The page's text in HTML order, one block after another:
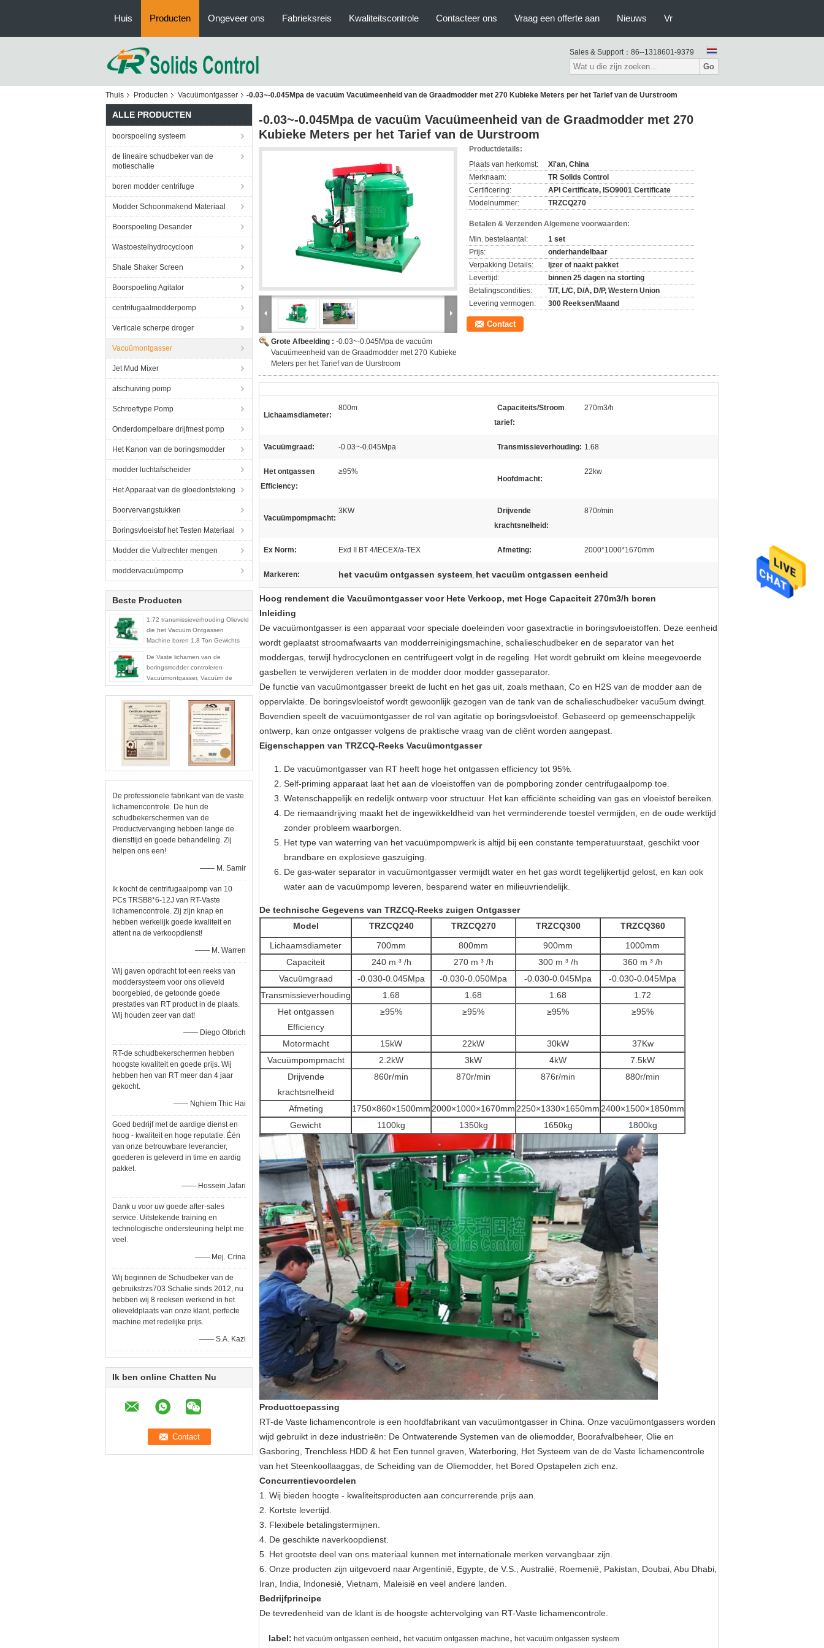
Huis Producten Ongeveer ons Fabrieksreis Kwaliteitscontrole Contacteer ons Vraag een offerte aan Nieuws Vr
Sales & Support： 86--1318601-9379
Go
Thuis Producten Vacuümontgasser -0.03~-0.045Mpa de vacuüm Vacuümeenheid van de Graadmodder met 270 Kubieke Meters per het Tarief van de Uurstroom
ALLE PRODUCTEN
boorspoeling systeem
de lineaire schudbeker van de
motieschalie
boren modder centrifuge
Modder Schoonmakend Materiaal
Boorspoeling Desander
Wastoestelhydrocycloon
Shale Shaker Screen
Boorspoeling Agitator
centrifugaalmodderpomp
Verticale scherpe droger
Vacuümontgasser
Jet Mud Mixer
afschuiving pomp
Schroeftype Pomp
Onderdompelbare drijfmest pomp
Het Kanon van de boringsmodder
modder luchtafscheider
Het Apparaat van de gloedontsteking
Boorvervangstukken
Boringsvloeistof het Testen Materiaal
Modder die Vultrechter mengen
moddervacuümpomp
Beste Producten
1.72 transmissieverhouding Olieveld
die het Vacuüm Ontgassen
Machine boren 1,8 Ton Gewichts
De Vaste lichamen van de
boringsmodder controleren
Vacuümontgasser, Vacuüm de
Tankontgasser van 360m3/h
De professionele fabrikant van de vaste
lichamencontrole. De hun de
schudbekerschermen van de
Productvervanging hebben lange de
diensttijd en goede behandeling. Zij
helpen ons een!
—— M. Samir
Ik kocht de centrifugaalpomp van 10
PCs TRSB8*6-12J van RT-Vaste
lichamencontrole. Zij zijn knap en
hebben werkelijk goede kwaliteit en
attent na de verkoopdienst!
—— M. Warren
Wij gaven opdracht tot een reeks van
moddersysteem voor ons olieveld
boorgebied, de getoonde goede
prestaties van RT product in de plaats.
Wij houden zeer van dat!
—— Diego Olbrich
RT-de schudbekerschermen hebben
hoogste kwaliteit en goede prijs. Wij
hebben hen van RT meer dan 4 jaar
gekocht.
—— Nghiem Thic Hai
Goed bedrijf met de aardige dienst en
hoog - kwaliteit en hoge reputatie. Één
van onze betrouwbare leverancier,
goederen is geleverd in time en aardig
pakket.
—— Hossein Jafari
Dank u voor uw goede after-sales
service. Uitstekende training en
technologische ondersteuning helpt me
veel.
—— Mej. Crina
Wij beginnen de Schudbeker van de
gebruikstrzs703 Schalie sinds 2012, nu
hebben wij 8 reeksen werkend in het
olieveldplaats van onze klant, perfecte
machine met redelijke prijs.
—— S.A. Kazi
Ik ben online Chatten Nu
-0.03~-0.045Mpa de vacuüm Vacuümeenheid van de Graadmodder met 270
Kubieke Meters per het Tarief van de Uurstroom
Grote Afbeelding : -0.03~-0.045Mpa de vacuüm
Vacuümeenheid van de Graadmodder met 270 Kubieke
Meters per het Tarief van de Uurstroom
Productdetails:
Plaats van herkomst:
Xi'an, China
Merknaam:
TR Solids Control
Certificering:
API Certificate, ISO9001 Certificate
Modelnummer:
TRZCQ270
Betalen & Verzenden Algemene voorwaarden:
Min. bestelaantal:
1 set
Prijs:
onderhandelbaar
Verpakking Details:
Ijzer of naakt pakket
Levertijd:
binnen 25 dagen na storting
Betalingscondities:
T/T, L/C, D/A, D/P, Western Union
Levering vermogen:
300 Reeksen/Maand
Contact
Lichaamsdiameter:
800m
Capaciteits/Stroom
tarief:
270m3/h
Vacuümgraad: -0.03~-0.045Mpa Transmissieverhouding: 1.68
Het ontgassen
Efficiency:
≥95%
Hoofdmacht:
22kw
Vacuümpompmacht:
3KW
Drijvende
krachtsnelheid:
870r/min
Ex Norm: Exd II BT 4/IECEX/a-TEX Afmeting: 2000*1000*1670mm
Markeren: het vacuüm ontgassen systeem, het vacuüm ontgassen eenheid
Hoog rendement die Vacuümontgasser voor Hete Verkoop, met Hoge Capaciteit 270m3/h boren
Inleiding
De vacuümontgasser is een apparaat voor speciale doeleinden voor gasextractie in boringsvloeistoffen. Deze eenheid
wordt geplaatst stroomafwaarts van modderreinigingsmachine, schalieschudbeker en de separator van het
moddergas, terwijl hydrocyclonen en centrifugeert volgt in de regeling. Het wordt gebruikt om kleine meegevoerde
gasbellen te verwijderen verlaten in de modder door modder gasseparator.
De functie van vacuümontgasser breekt de lucht en het gas uit, zoals methaan, Co en H2S van de modder aan de
oppervlakte. De boringsvloeistof wordt gewoonlijk gezogen van de tank van de schalieschudbeker vacu5um dwingt.
Bovendien speelt de vacuümontgasser de rol van agitatie op boringsvloeistof. Gebaseerd op gemeenschappelijk
ontwerp, kan onze ontgasser volgens de praktische vraag van de cliënt worden aangepast.
Eigenschappen van TRZCQ-Reeks Vacuümontgasser
De vacuümontgasser van RT heeft hoge het ontgassen efficiency tot 95%.
Self-priming apparaat laat het aan de vloeistoffen van de pompboring zonder centrifugaalpomp toe.
Wetenschappelijk en redelijk ontwerp voor structuur. Het kan efficiënte scheiding van gas en vloeistof bereiken.
De riemaandrijving maakt het de ingewikkeldheid van het verminderende toestel vermijden, en de oude werktijd
zonder probleem waarborgen.
Het type van waterring van het vacuümpompwerk is altijd bij een constante temperatuurstaat, geschikt voor
brandbare en explosieve gaszuiging.
De gas-water separator in vacuümontgasser vermijdt water en het gas wordt tegelijkertijd gelost, en kan ook
water aan de vacuümpomp leveren, besparend water en milieuvriendelijk.
De technische Gegevens van TRZCQ-Reeks zuigen Ontgasser
Model
TRZCQ240 TRZCQ270 TRZCQ300
TRZCQ360
Lichaamsdiameter
700mm 800mm 900mm
1000mm
Capaciteit
240 m ³ /h 270 m ³ /h 300 m ³ /h
360 m ³ /h
Vacuümgraad
-0.030-0.045Mpa -0.030-0.050Mpa -0.030-0.045Mpa
-0.030-0.045Mpa
Transmissieverhouding
1.68 1.68 1.68
1.72
Het ontgassen
Efficiency
≥95% ≥95% ≥95% ≥95%
Motormacht 15kW 22kW 30kW
37Kw
Vacuümpompmacht
2.2kW 3kW 4kW
7.5kW
Drijvende
krachtsnelheid
860r/min 870r/min 876r/min 880r/min
Afmeting 1750×860×1500mm 2000×1000×1670mm 2250×1330×1650mm 2400×1500×1850mm
Gewicht
1100kg 1350kg 1650kg 1800kg
Producttoepassing
RT-de Vaste lichamencontrole is een hoofdfabrikant van vacuümontgasser in China. Onze vacuümontgassers worden
wijd gebruikt in deze industrieën: De Ontwaterende Systemen van de oliemodder, Boorafvalbeheer, Olie en
Gasboring, Trenchless HDD & het Een tunnel graven, Waterboring, Het Systeem van de de Vaste lichamencontrole
van het Steenkoollaaggas, de Scheiding van de Oliemodder, het Bored Opstapelen zich enz.
Concurrentievoordelen
1. Wij bieden hoogte - kwaliteitsproducten aan concurrerende prijs aan.
2. Kortste levertijd.
3. Flexibele betalingstermijnen.
4. De geschikte naverkoopdienst.
5. Het grootste deel van ons materiaal kunnen met internationale merken vervangbaar zijn.
6. Onze producten zijn uitgevoerd naar Argentinië, Egypte, de V.S., Australië, Roemenië, Pakistan, Doubai, Abu Dhabi,
Iran, India, Indonesië, Vietnam, Maleisië en veel andere landen.
Bedrijfprincipe
De tevredenheid van de klant is de hoogste achtervolging van RT-Vaste lichamencontrole.
label: het vacuüm ontgassen eenheid , het vacuüm ontgassen machine, het vacuüm ontgassen systeem